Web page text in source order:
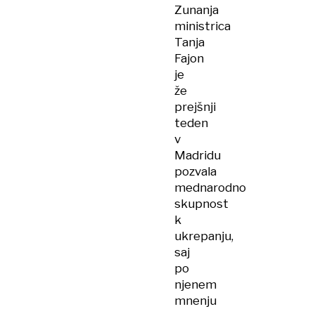
Zunanja
ministrica
Tanja
Fajon
je
že
prejšnji
teden
v
Madridu
pozvala
mednarodno
skupnost
k
ukrepanju,
saj
po
njenem
mnenju